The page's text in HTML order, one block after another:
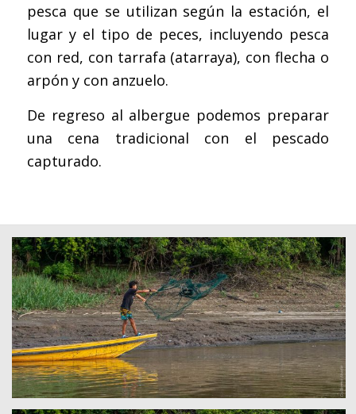
pesca que se utilizan según la estación, el
lugar y el tipo de peces, incluyendo pesca
con red, con tarrafa (atarraya), con flecha o
arpón y con anzuelo.
De regreso al albergue podemos preparar
una cena tradicional con el pescado
capturado.